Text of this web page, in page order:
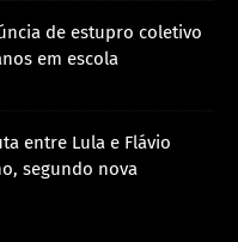
de estupro coletivo
em escola
entre Lula e Flávio
segundo nova